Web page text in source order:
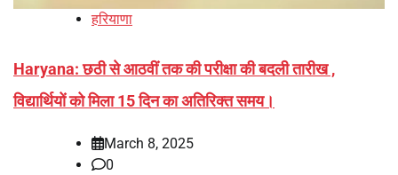
हरियाणा
Haryana: छठी से आठवीं तक की परीक्षा की बदली तारीख ,
विद्यार्थियों को मिला 15 दिन का अतिरिक्त समय।
March 8, 2025
0